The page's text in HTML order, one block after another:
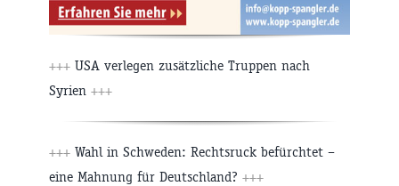
+++ USA verlegen zusätzliche Truppen nach
Syrien +++
+++ Wahl in Schweden: Rechtsruck befürchtet –
eine Mahnung für Deutschland? +++